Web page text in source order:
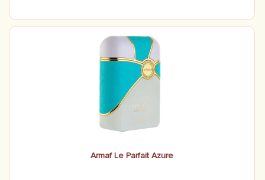
Armaf Le Parfait Azure